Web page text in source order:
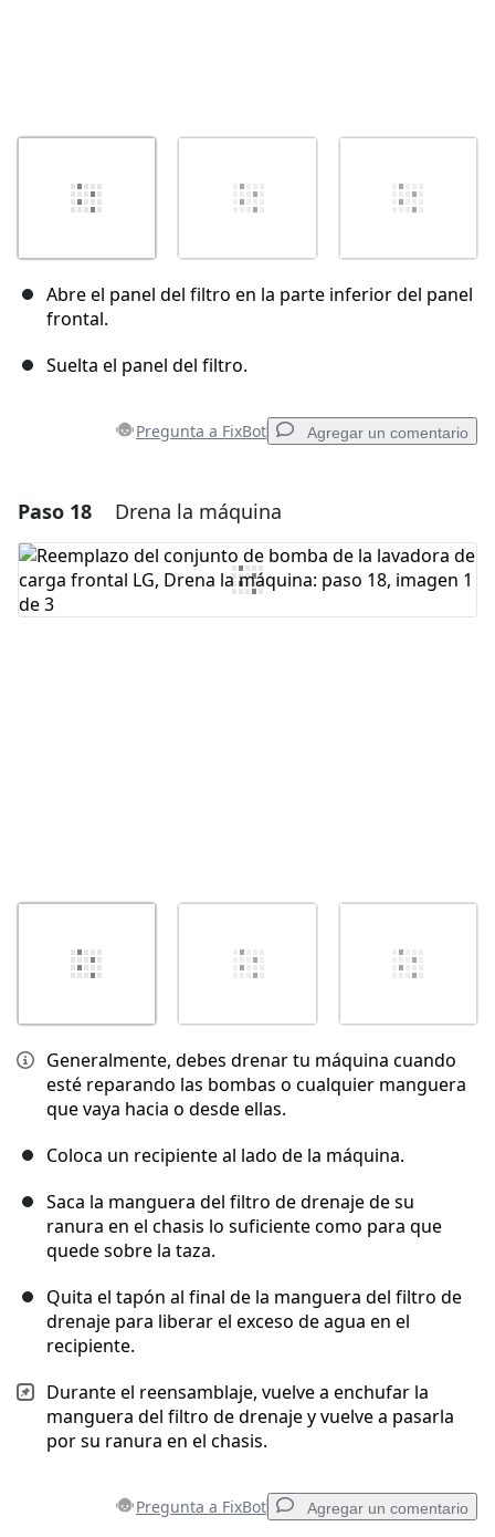
Abre el panel del filtro en la parte inferior del panel
frontal.
Suelta el panel del filtro.
Pregunta a FixBot Agregar un comentario
Agregar un comentario
Agregar Comentario
Paso 18 Drena la máquina
Generalmente, debes drenar tu máquina cuando
esté reparando las bombas o cualquier manguera
que vaya hacia o desde ellas.
Coloca un recipiente al lado de la máquina.
Saca la manguera del filtro de drenaje de su
ranura en el chasis lo suficiente como para que
quede sobre la taza.
Quita el tapón al final de la manguera del filtro de
drenaje para liberar el exceso de agua en el
recipiente.
Durante el reensamblaje, vuelve a enchufar la
manguera del filtro de drenaje y vuelve a pasarla
por su ranura en el chasis.
Pregunta a FixBot Agregar un comentario